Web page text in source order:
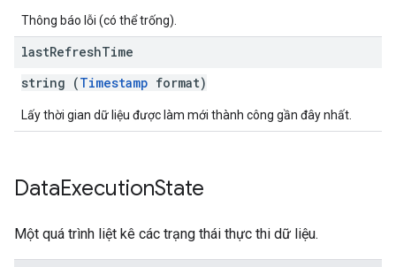
Thông báo lỗi (có thể trống).
lastRefreshTime
string (Timestamp format)
Lấy thời gian dữ liệu được làm mới thành công gần đây nhất.
DataExecutionState
Một quá trình liệt kê các trạng thái thực thi dữ liệu.